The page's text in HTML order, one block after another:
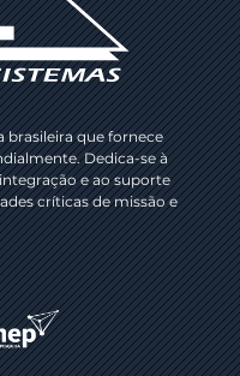
brasileira que fornece
Dedica-se à
e ao suporte
críticas de missão e